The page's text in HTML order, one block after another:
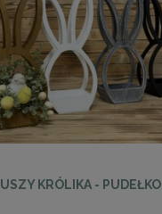
USZY KRÓLIKA - PUDEŁKO